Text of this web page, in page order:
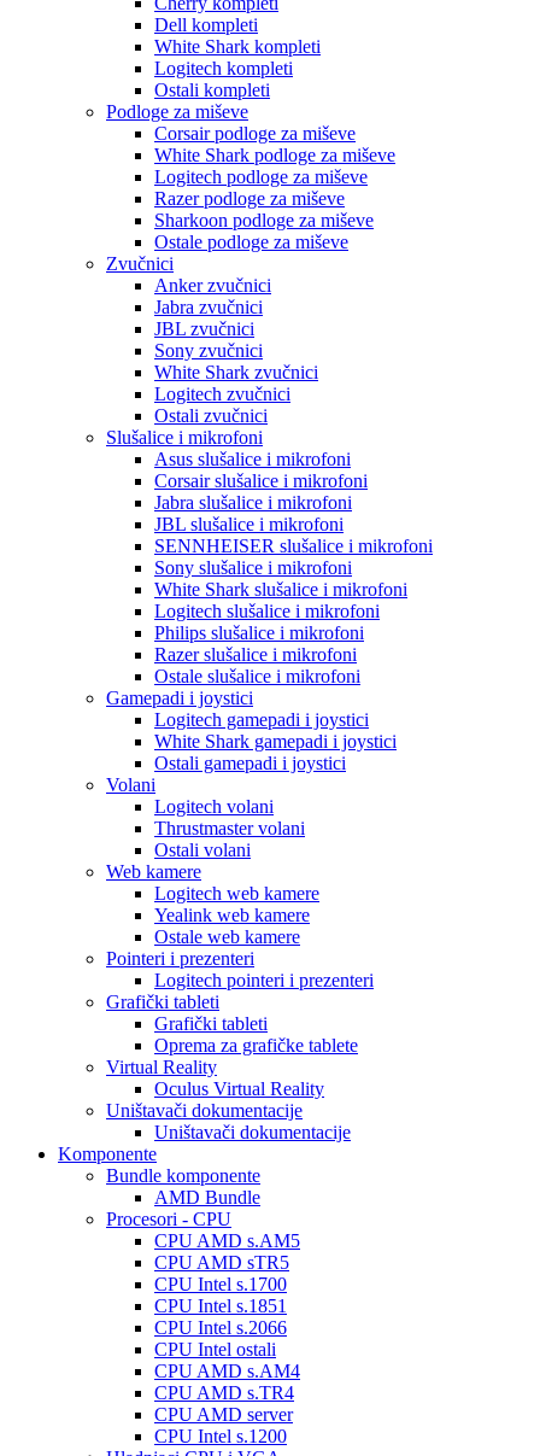
Dell kompleti
White Shark kompleti
Logitech kompleti
Ostali kompleti
Podloge za miševe
Corsair podloge za miševe
White Shark podloge za miševe
Logitech podloge za miševe
Razer podloge za miševe
Sharkoon podloge za miševe
Ostale podloge za miševe
Zvučnici
Anker zvučnici
Jabra zvučnici
JBL zvučnici
Sony zvučnici
White Shark zvučnici
Logitech zvučnici
Ostali zvučnici
Slušalice i mikrofoni
Asus slušalice i mikrofoni
Corsair slušalice i mikrofoni
Jabra slušalice i mikrofoni
JBL slušalice i mikrofoni
SENNHEISER slušalice i mikrofoni
Sony slušalice i mikrofoni
White Shark slušalice i mikrofoni
Logitech slušalice i mikrofoni
Philips slušalice i mikrofoni
Razer slušalice i mikrofoni
Ostale slušalice i mikrofoni
Gamepadi i joystici
Logitech gamepadi i joystici
White Shark gamepadi i joystici
Ostali gamepadi i joystici
Volani
Logitech volani
Thrustmaster volani
Ostali volani
Web kamere
Logitech web kamere
Yealink web kamere
Ostale web kamere
Pointeri i prezenteri
Logitech pointeri i prezenteri
Grafički tableti
Grafički tableti
Oprema za grafičke tablete
Virtual Reality
Oculus Virtual Reality
Uništavači dokumentacije
Uništavači dokumentacije
Komponente
Bundle komponente
AMD Bundle
Procesori - CPU
CPU AMD s.AM5
CPU AMD sTR5
CPU Intel s.1700
CPU Intel s.1851
CPU Intel s.2066
CPU Intel ostali
CPU AMD s.AM4
CPU AMD s.TR4
CPU AMD server
CPU Intel s.1200